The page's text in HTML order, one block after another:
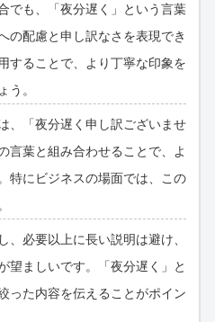
でも、「夜分遅く」という言葉
の配慮と申し訳なさを表現でき
することで、より丁寧な印象を
う。
、「夜分遅く申し訳ございませ
言葉と組み合わせることで、よ
特にビジネスの場面では、この
、必要以上に長い説明は避け、
望ましいです。「夜分遅く」と
った内容を伝えることがポイン